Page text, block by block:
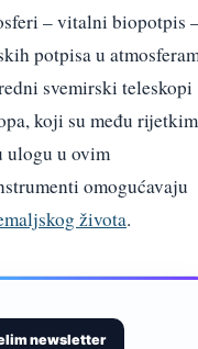
– vitalni biopotpis
potpisa u
svemirski teleskopi
koji su među
ulogu u ovim
omogućavaju
života.
newsletter